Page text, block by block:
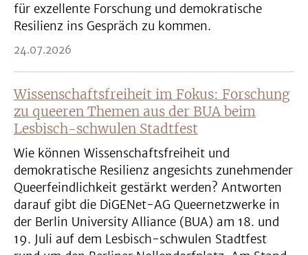
für exzellente Forschung und demokratische
Resilienz ins Gespräch zu kommen.
24.07.2026
Wissenschaftsfreiheit im Fokus: Forschung
zu queeren Themen aus der BUA beim
Lesbisch-schwulen Stadtfest
Wie können Wissenschaftsfreiheit und
demokratische Resilienz angesichts zunehmender
Queerfeindlichkeit gestärkt werden? Antworten
darauf gibt die DiGENet-AG Queernetzwerke in
der Berlin University Alliance (BUA) am 18. und
19. Juli auf dem Lesbisch-schwulen Stadtfest